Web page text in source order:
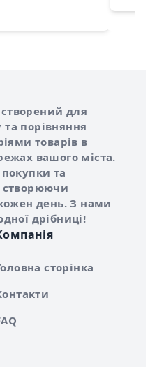
для
порівняння
товарів в
вашого міста.
та
створюючи
день. З нами
дрібниці!
сторінка